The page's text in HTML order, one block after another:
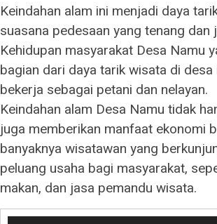
Keindahan alam ini menjadi daya
suasana pedesaan yang tenang dan
Kehidupan masyarakat Desa Namu
bagian dari daya tarik wisata di
bekerja sebagai petani dan nelayan.
Keindahan alam Desa Namu tidak
juga memberikan manfaat ekonomi
banyaknya wisatawan yang
peluang usaha bagi masyarakat,
makan, dan jasa pemandu wisata.